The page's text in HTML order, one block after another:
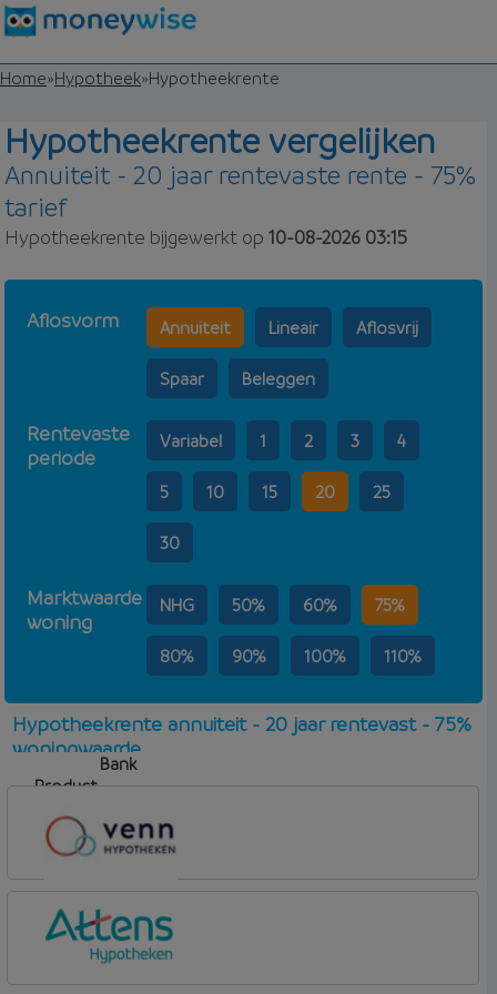
Home»Hypotheek»Hypotheekrente
Hypotheekrente vergelijken
Annuiteit - 20 jaar rentevaste rente - 75%
tarief
Hypotheekrente bijgewerkt op10-08-2026 03:15
Aflosvorm Annuiteit Lineair Aflosvrij
Spaar Beleggen
Rentevaste
periode
Variabel 1 2 3 4
5 10 15 20 25
30
Marktwaarde
woning
NHG 50% 60% 75%
80% 90% 100% 110%
Hypotheekrente annuiteit - 20 jaar rentevast - 75%
woningwaarde
Bank
Product
Venn Hypotheken